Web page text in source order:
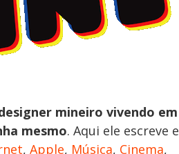
mineiro vivendo em
mesmo. Aqui ele escreve e
, Apple, Música, Cinema,